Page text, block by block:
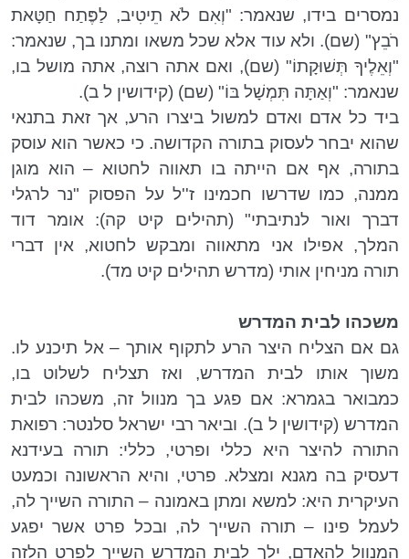
נמסרים בידו, שנאמר: "וְאִם לֹא תֵיטִיב, לַפֶּתַח חַטָּאת
רֹבֵץ" (שם). ולא עוד אלא שכל משאו ומתנו בך, שנאמר:
"וְאֵלֶיךָ תְּשׁוּקָתוֹ" (שם), ואם אתה רוצה, אתה מושל בו,
שנאמר: "וְאַתָּה תִּמְשָׁל בּוֹ" (שם) (קידושין ל ב).
ביד כל אדם ואדם למשול ביצרו הרע, אך זאת בתנאי
שהוא יבחר לעסוק בתורה הקדושה. כי כאשר הוא עוסק
בתורה, אף אם הייתה בו תאווה לחטוא – הוא מוגן
ממנה, כמו שדרשו חכמינו ז''ל על הפסוק "נר לרגלי
דברך ואור לנתיבתי" (תהילים קיט קה): אומר דוד
המלך, אפילו אני מתאווה ומבקש לחטוא, אין דברי
תורה מניחין אותי (מדרש תהילים קיט מד).
משכהו לבית המדרש
גם אם הצליח היצר הרע לתקוף אותך – אל תיכנע לו.
משוך אותו לבית המדרש, ואז תצליח לשלוט בו,
כמבואר בגמרא: אם פגע בך מנוול זה, משכהו לבית
המדרש (קידושין ל ב). וביאר רבי ישראל סלנטר: רפואת
התורה להיצר היא כללי ופרטי, כללי: תורה בעידנא
דעסיק בה מגנא ומצלא. פרטי, והיא הראשונה וכמעט
העיקרית היא: למשא ומתן באמונה – התורה השייך לה,
לעמל פינו – תורה השייך לה, ובכל פרט אשר יפגע
המנוול להאדם, ילך לבית המדרש השייך לפרט הלזה